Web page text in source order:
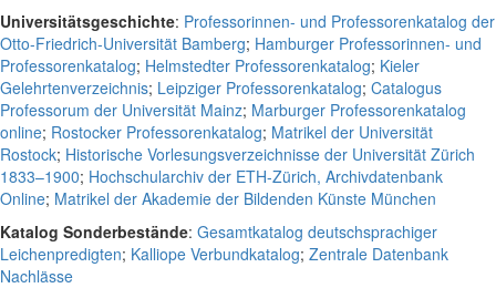
Universitätsgeschichte: Professorinnen- und Professorenkatalog der
Otto-Friedrich-Universität Bamberg; Hamburger Professorinnen- und
Professorenkatalog; Helmstedter Professorenkatalog; Kieler
Gelehrtenverzeichnis; Leipziger Professorenkatalog; Catalogus
Professorum der Universität Mainz; Marburger Professorenkatalog
online; Rostocker Professorenkatalog; Matrikel der Universität
Rostock; Historische Vorlesungsverzeichnisse der Universität Zürich
1833–1900; Hochschularchiv der ETH-Zürich, Archivdatenbank
Online; Matrikel der Akademie der Bildenden Künste München
Katalog Sonderbestände: Gesamtkatalog deutschsprachiger
Leichenpredigten; Kalliope Verbundkatalog; Zentrale Datenbank
Nachlässe